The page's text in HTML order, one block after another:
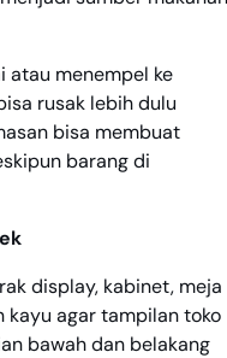
atau menempel ke
rusak lebih dulu
bisa membuat
barang di
display, kabinet, meja
kayu agar tampilan toko
bawah dan belakang